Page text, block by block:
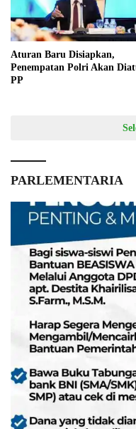
Aturan Baru Disiapkan,
Penempatan Polri Akan
PP
PARLEMENTARIA